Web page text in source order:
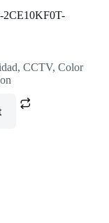
2CE10KF0T-
,CCTV,Color